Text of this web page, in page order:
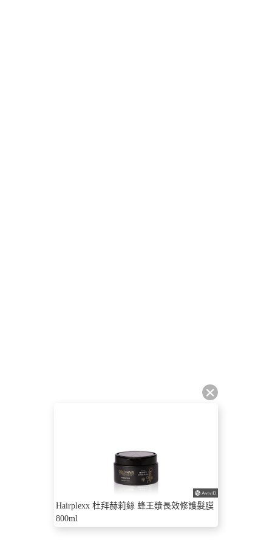
Hairplexx 杜拜赫莉絲 蜂王漿長效修護髮膜
800ml